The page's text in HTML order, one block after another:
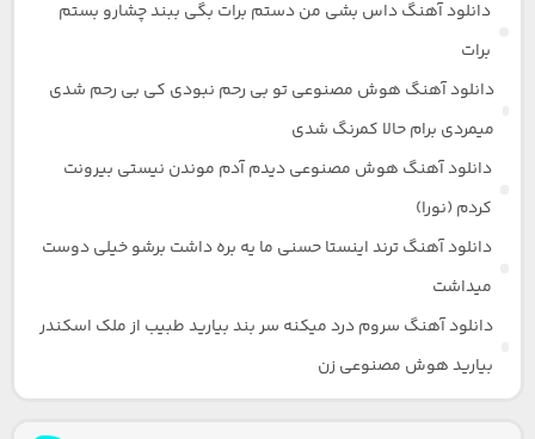
دانلود آهنگ داس بشی من دستم برات بگی ببند چشارو بستم
برات
دانلود آهنگ هوش مصنوعی تو بی رحم نبودی کی بی رحم شدی
میمردی برام حالا کمرنگ شدی
دانلود آهنگ هوش مصنوعی دیدم آدم موندن نیستی بیرونت
کردم (نورا)
دانلود آهنگ ترند اینستا حسنی ما یه بره داشت برشو خیلی دوست
میداشت
دانلود آهنگ سروم درد میکنه سر بند بیارید طبیب از ملک اسکندر
بیارید هوش مصنوعی زن